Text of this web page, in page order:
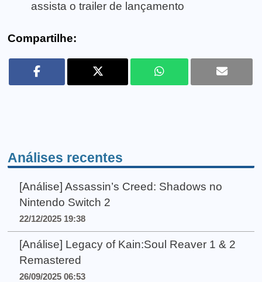
assista o trailer de lançamento
Compartilhe:
Análises recentes
[Análise] Assassin’s Creed: Shadows no
Nintendo Switch 2
22/12/2025 19:38
[Análise] Legacy of Kain:Soul Reaver 1 & 2
Remastered
26/09/2025 06:53